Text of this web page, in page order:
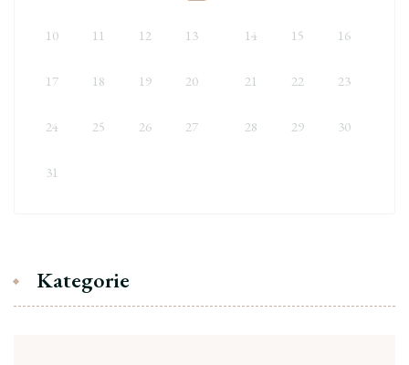
10 11 12 13 14 15 16
17 18 19 20 21 22 23
24 25 26 27 28 29 30
31
Kategorie